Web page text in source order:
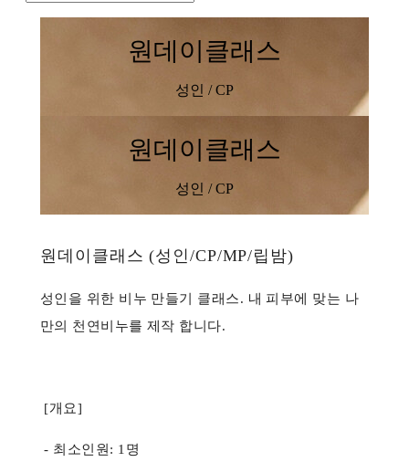
원데이클래스
성인 / CP
원데이클래스
성인 / CP
원데이클래스 (성인/CP/MP/립밤)
성인을 위한 비누 만들기 클래스. 내 피부에 맞는 나
만의 천연비누를 제작 합니다.
[개요]
- 최소인원: 1명